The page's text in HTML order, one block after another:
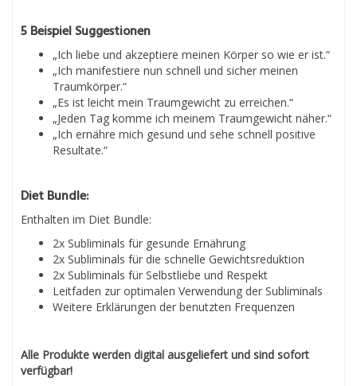
5 Beispiel Suggestionen
„Ich liebe und akzeptiere meinen Körper so wie er ist.“
„Ich manifestiere nun schnell und sicher meinen
Traumkörper.“
„Es ist leicht mein Traumgewicht zu erreichen.“
„Jeden Tag komme ich meinem Traumgewicht näher.“
„Ich ernähre mich gesund und sehe schnell positive
Resultate.“
Diet Bundle:
Enthalten im Diet Bundle:
2x Subliminals für gesunde Ernährung
2x Subliminals für die schnelle Gewichtsreduktion
2x Subliminals für Selbstliebe und Respekt
Leitfaden zur optimalen Verwendung der Subliminals
Weitere Erklärungen der benutzten Frequenzen
Alle Produkte werden digital ausgeliefert und sind sofort
verfügbar!